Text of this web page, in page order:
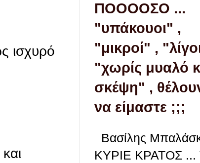
ισχυρό
ΠΟΟΟΟΣΟ ...
"υπάκουοι" ,
"μικροί" ,
"χωρίς μυαλό
σκέψη" ,
να είμαστε ;;;
Βασίλης
ΚΥΡΙΕ ΚΡΑΤΟΣ ...